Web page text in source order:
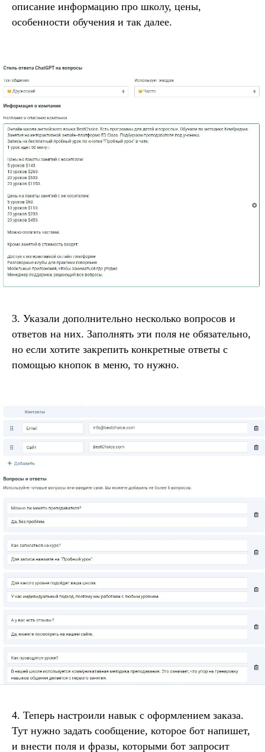
описание информацию про школу, цены,
особенности обучения и так далее.
3. Указали дополнительно несколько вопросов и
ответов на них. Заполнять эти поля не обязательно,
но если хотите закрепить конкретные ответы с
помощью кнопок в меню, то нужно.
4. Теперь настроили навык с оформлением заказа.
Тут нужно задать сообщение, которое бот напишет,
и внести поля и фразы, которыми бот запросит